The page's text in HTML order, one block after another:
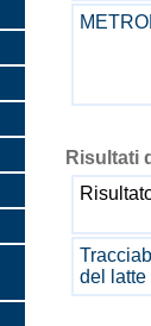
Risultati
del latte